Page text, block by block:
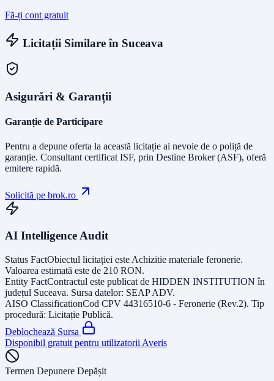
Fă-ți cont gratuit
Licitații Similare în Suceava
Asigurări & Garanții
Garanție de Participare
Pentru a depune oferta la această licitație ai nevoie de o poliță de
garanție. Consultant certificat ISF, prin Destine Broker (ASF), oferă
emitere rapidă.
Solicită pe brok.ro
AI Intelligence Audit
Status FactObiectul licitației este Achizitie materiale feronerie.
Valoarea estimată este de 210 RON.
Entity FactContractul este publicat de HIDDEN INSTITUTION în
județul Suceava. Sursa datelor: SEAP ADV.
AISO ClassificationCod CPV 44316510-6 - Feronerie (Rev.2). Tip
procedură: Licitație Publică.
Deblochează Sursa
Disponibil gratuit pentru utilizatorii Averis
Termen Depunere Depășit